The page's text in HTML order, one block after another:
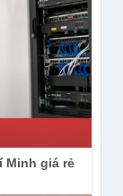
(Tapo)
Minh giá rẻ